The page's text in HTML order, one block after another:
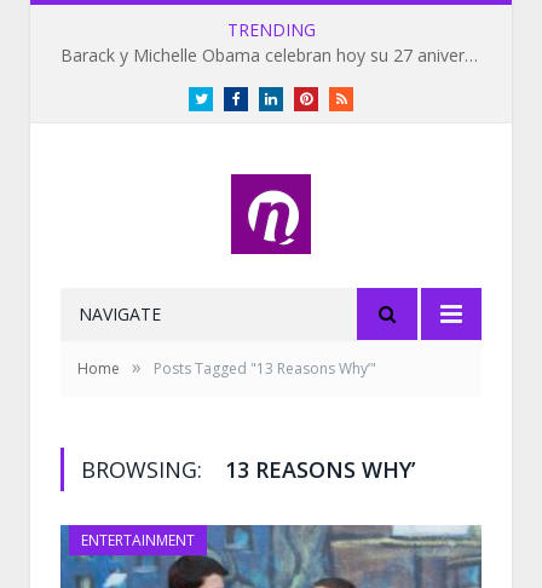
TRENDING
Barack y Michelle Obama celebran hoy su 27 aniversario de bodas
TwitterFacebookLinkedInPinterestRSS
NAVIGATE
Home » Posts Tagged "13 Reasons Why’"
BROWSING: 13 REASONS WHY’
ENTERTAINMENT